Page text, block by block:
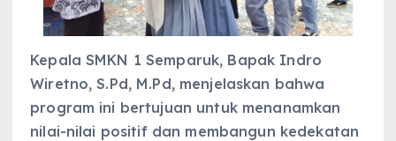
Kepala SMKN 1 Semparuk, Bapak Indro
Wiretno, S.Pd, M.Pd, menjelaskan bahwa
program ini bertujuan untuk menanamkan
nilai-nilai positif dan membangun kedekatan